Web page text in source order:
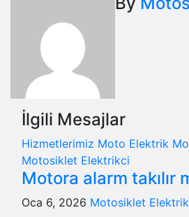
gezinmesi
İlgili Mesajlar
Hizmetlerimiz Moto Elektrik
Motosiklet Elektrikci
Motora alarm takılır
Oca 6, 2026 Motosiklet Elektrik